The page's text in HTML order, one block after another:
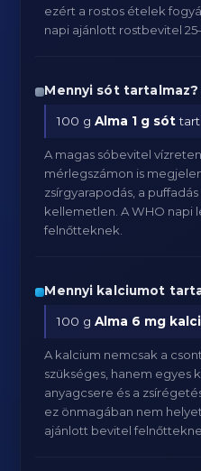
ezért a rostos ételek
napi ajánlott rostbevitel
Mennyi sót tartalmaz?
100 gAlma 1 g sót
A magas sóbevitel
mérlegszámon is
zsírgyarapodás, a
kellemetlen. A WHO napi
felnőtteknek.
Mennyi kalciumot
100 gAlma 6 mg
A kalcium nemcsak a
szükséges, hanem egyes
anyagcsere és a
ez önmagában nem
ajánlott bevitel